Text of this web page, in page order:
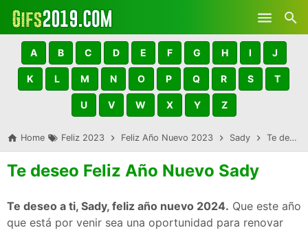
Skip to main content
A B C D E F G H I J
K L M N O P Q R S T
U V W X Y Z
Home Feliz 2023 Feliz Año Nuevo 2023 Sady Te deseo Feliz Año Nuevo Sady
Te deseo Feliz Año Nuevo Sady
Te deseo a ti, Sady, feliz año nuevo 2024. Que este año
que está por venir sea una oportunidad para renovar